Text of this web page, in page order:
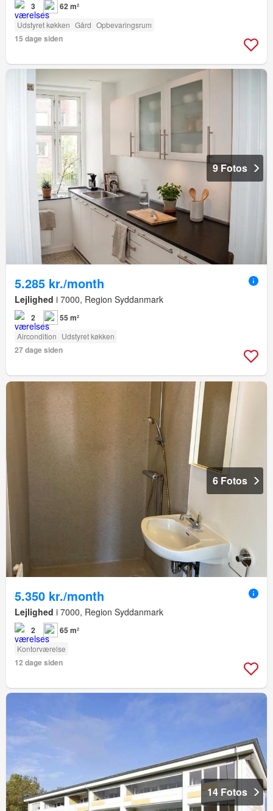
3 62 m²
Udstyret køkken Gård Opbevaringsrum
15 dage siden
9 Fotos
5.285 kr./month
Lejlighed i 7000, Region Syddanmark
2 55 m²
Aircondition Udstyret køkken
27 dage siden
6 Fotos
5.350 kr./month
Lejlighed i 7000, Region Syddanmark
2 65 m²
Kontorværelse
12 dage siden
14 Fotos